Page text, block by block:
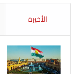
الأخيرة